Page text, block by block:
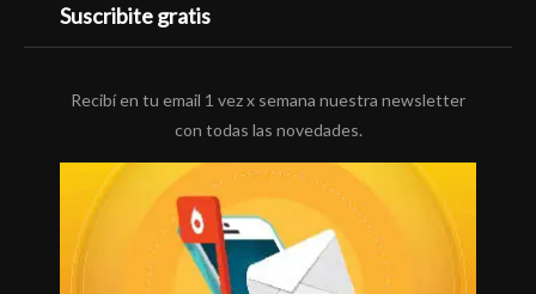
Suscribite gratis
Recibí en tu email 1 vez x semana nuestra newsletter
con todas las novedades.